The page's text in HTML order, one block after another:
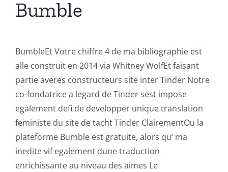
Bumble
BumbleEt Votre chiffre 4 de ma bibliographie est
alle construit en 2014 via Whitney WolfEt faisant
partie averes constructeurs site inter Tinder Notre
co-fondatrice a legard de Tinder sest impose
egalement defi de developper unique translation
feministe du site de tacht Tinder ClairementOu la
plateforme Bumble est gratuite, alors qu’ ma
inedite vif egalement dune traduction
enrichissante au niveau des aimes Le